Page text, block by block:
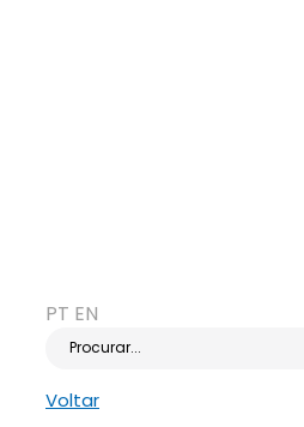
PT EN
Procurar...
Voltar